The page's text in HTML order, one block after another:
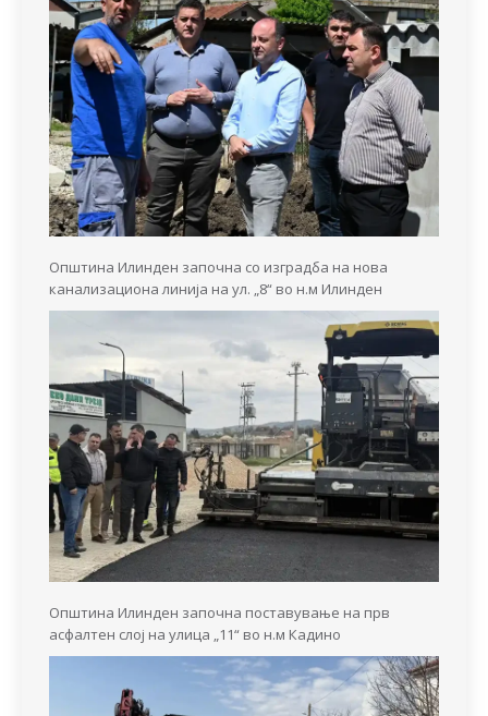
Општина Илинден започна со изградба на нова
канализациона линија на ул. „8“ во н.м Илинден
Општина Илинден започна поставување на прв
асфалтен слој на улица „11“ во н.м Кадино